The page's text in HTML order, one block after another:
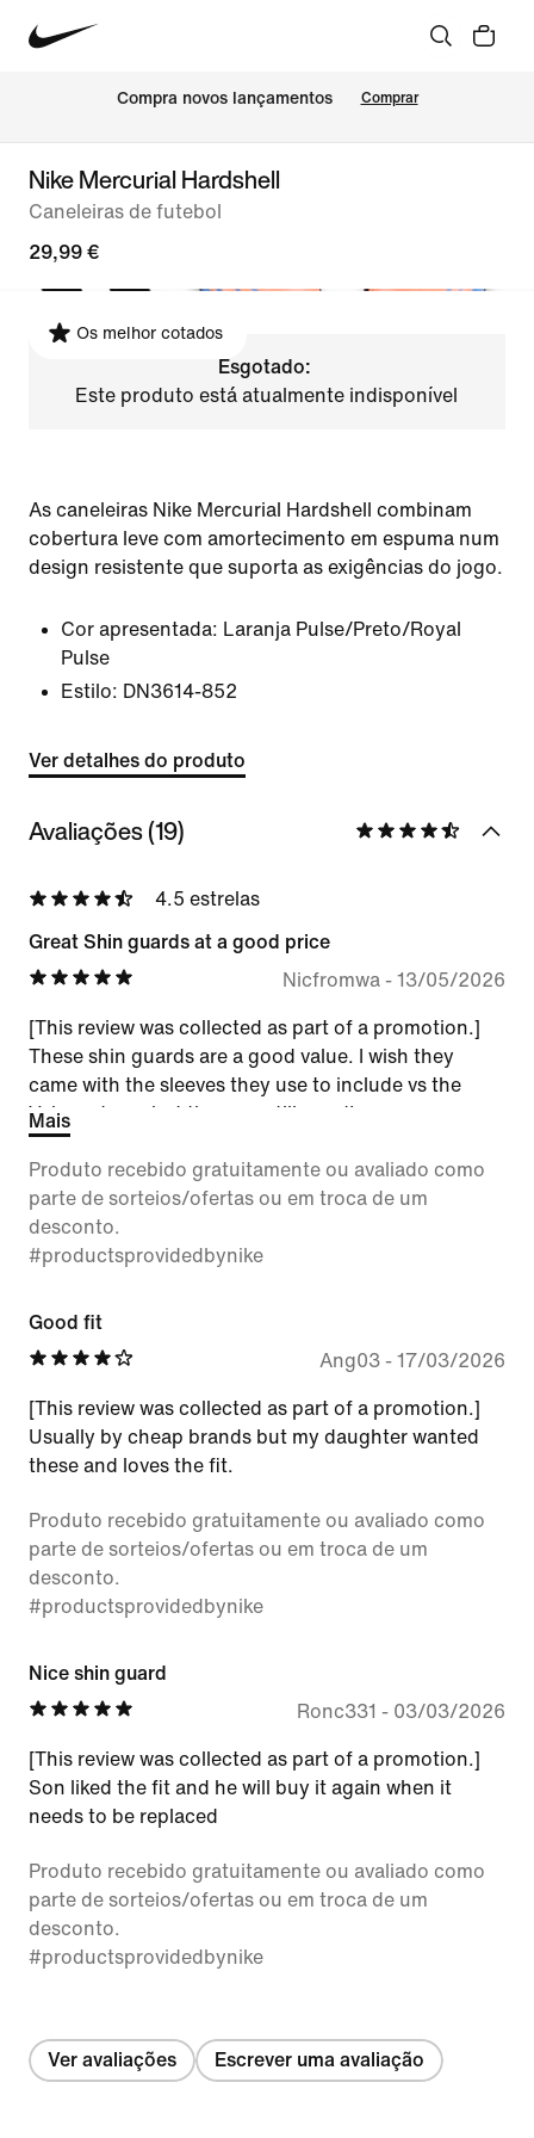
Compra novos lançamentos Comprar
Nike Mercurial Hardshell
Caneleiras de futebol
29,99 €
Os melhor cotados
Esgotado:
Este produto está atualmente indisponível
As caneleiras Nike Mercurial Hardshell combinam
cobertura leve com amortecimento em espuma num
design resistente que suporta as exigências do jogo.
Cor apresentada: Laranja Pulse/Preto/Royal
Pulse
Estilo: DN3614-852
Ver detalhes do produto
Avaliações (19)
4.5 estrelas
Great Shin guards at a good price
Nicfromwa- 13/05/2026
[This review was collected as part of a promotion.]
These shin guards are a good value. I wish they
came with the sleeves they use to include vs the
Velcro straps but they are still good!
Mais
Produto recebido gratuitamente ou avaliado como
parte de sorteios/ofertas ou em troca de um
desconto.
#productsprovidedbynike
Good fit
Ang03- 17/03/2026
[This review was collected as part of a promotion.]
Usually by cheap brands but my daughter wanted
these and loves the fit.
Produto recebido gratuitamente ou avaliado como
parte de sorteios/ofertas ou em troca de um
desconto.
#productsprovidedbynike
Nice shin guard
Ronc331 - 03/03/2026
[This review was collected as part of a promotion.]
Son liked the fit and he will buy it again when it
needs to be replaced
Produto recebido gratuitamente ou avaliado como
parte de sorteios/ofertas ou em troca de um
desconto.
#productsprovidedbynike
Ver avaliações Escrever uma avaliação